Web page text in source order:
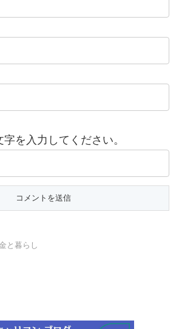
を入力してください。
と暮らし